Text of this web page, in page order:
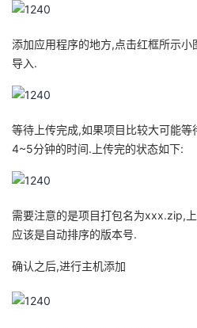
添加应用程序的地方,点击红框所示
导入.
等待上传完成,如果项目比较大可能
4~5分钟的时间.上传完的状态如下:
需要注意的是项目打包名为xxx.zip,
应该是自动排序的版本号.
确认之后,进行主机添加